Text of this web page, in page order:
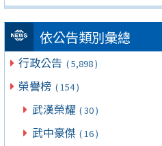
依公告類別彙總
行政公告 ( 5,898 )
榮譽榜 ( 154 )
武漢榮耀 ( 30 )
武中豪傑 ( 16 )